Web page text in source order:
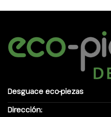
Desguace eco-piezas
Dirección: